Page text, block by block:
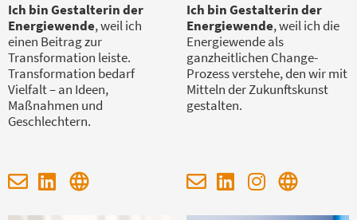
Ich bin Gestalterin der
Energiewende, weil ich
einen Beitrag zur
Transformation leiste.
Transformation bedarf
Vielfalt – an Ideen,
Maßnahmen und
Geschlechtern.
Ich bin Gestalterin der
Energiewende, weil ich die
Energiewende als
ganzheitlichen Change-
Prozess verstehe, den wir mit
Mitteln der Zukunftskunst
gestalten.